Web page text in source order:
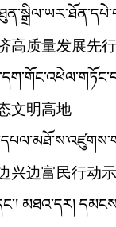
高质量发展先
文明高地
兴边富民行动
མཐའ་དར།